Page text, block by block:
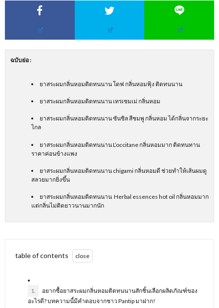
ฉบับย่อ:
ยาสระผมกลิ่นหอมติดทนนาน โดฟ กลิ่นหอมฟุ้ง ติดทนนาน
ยาสระผมกลิ่นหอมติดทนนาน เทรเซมเม่ กลิ่นหอม
ยาสระผมกลิ่นหอมติดทนนาน ซันซิล สีชมพู กลิ่นหอม ได้กลิ่นจากระยะ
ไกล
ยาสระผมกลิ่นหอมติดทนนาน L’occitane กลิ่นหอมมาก ติดทนทาน
ราคาค่อนข้างแพง
ยาสระผมกลิ่นหอมติดทนนาน chigami กลิ่นหอมดี ช่วยทำให้เส้นผมดู
สลวยมากยิ่งขึ้น
ยาสระผมกลิ่นหอมติดทนนาน Herbal essences hot oil กลิ่นหอมมาก
แต่กลิ่นไม่ติดยาวนานมากนัก
table of contents
1.
อยากซื้อยาสระผมกลิ่นหอมติดทนนานสักชิ้นเลือกผลิตภัณฑ์ของ
อะไรดี? บทความนี้มีคำตอบจากชาว Pantip มาฝาก!